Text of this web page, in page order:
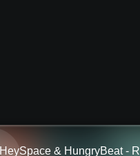
HeySpace & HungryBeat -